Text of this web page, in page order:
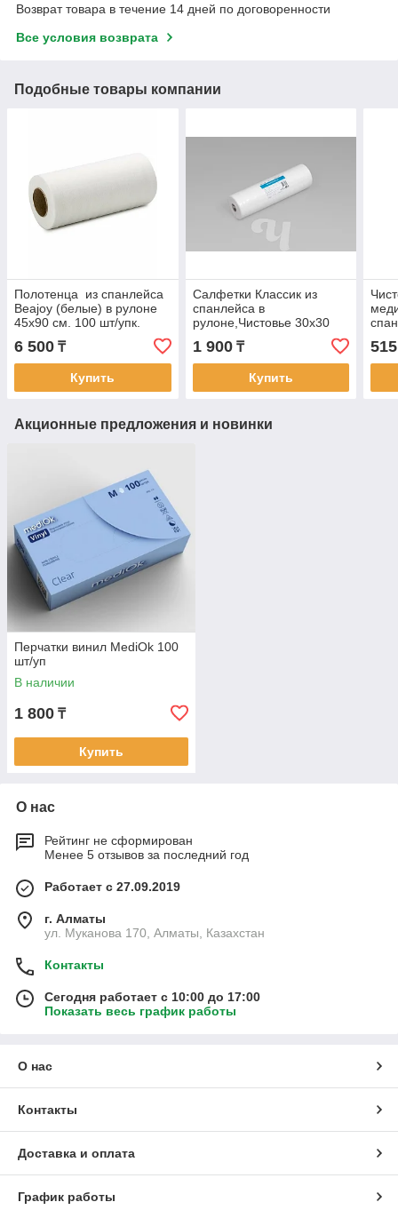
Возврат товара в течение 14 дней по договоренности
Все условия возврата
Подобные товары компании
Полотенца из спанлейса
Beajoy (белые) в рулоне
45х90 см. 100 шт/упк.
6 500 ₸
Купить
Салфетки Классик из
спанлейса в
рулоне,Чистовье 30х30
см, Белый, 100 шт/упк
1 900₸
Купить
515
Акционные предложения и новинки
Перчатки винил MediOk 100
шт/уп
В наличии
1 800 ₸
Купить
О нас
Рейтинг не сформирован
Менее 5 отзывов за последний год
Работает с 27.09.2019
г. Алматы
ул. Муканова 170, Алматы, Казахстан
Контакты
Сегодня работает с 10:00 до 17:00
Показать весь график работы
О нас
Контакты
Доставка и оплата
График работы